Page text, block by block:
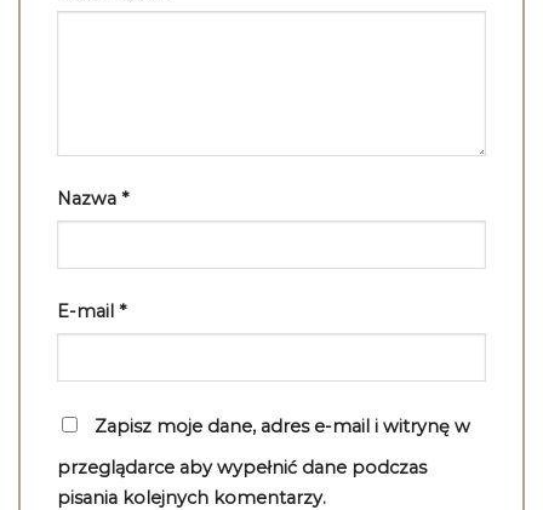
Nazwa *
E-mail *
Zapisz moje dane, adres e-mail i witrynę w
przeglądarce aby wypełnić dane podczas
pisania kolejnych komentarzy.